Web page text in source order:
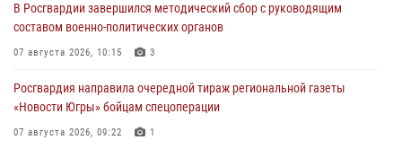
В Росгвардии завершился методический сбор с руководящим
составом военно-политических органов
07 августа 2026, 10:15 3
Росгвардия направила очередной тираж региональной газеты
«Новости Югры» бойцам спецоперации
07 августа 2026, 09:22 1